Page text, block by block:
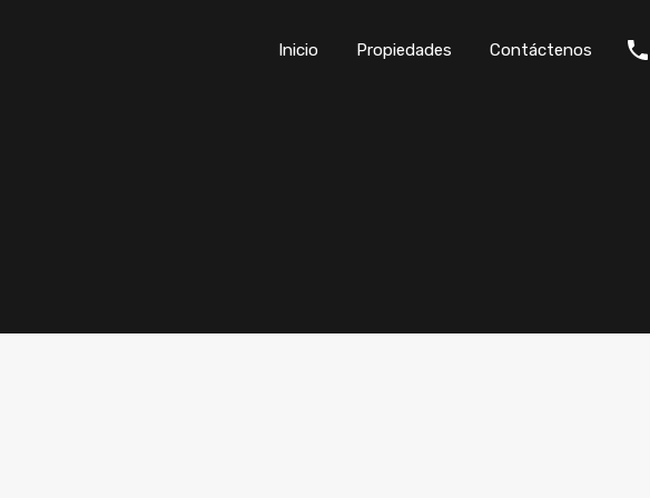
Inicio Propiedades Contáctenos